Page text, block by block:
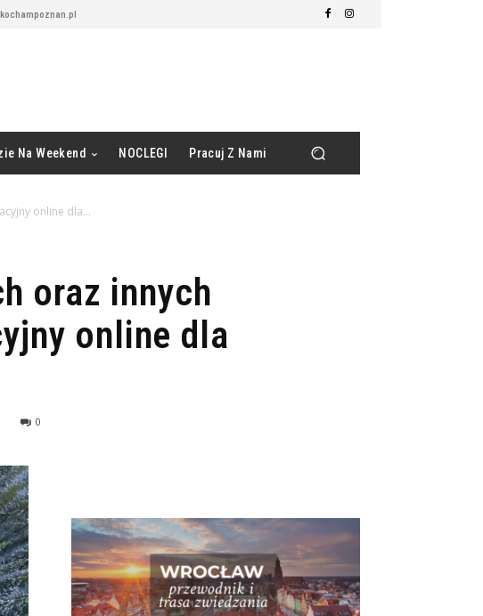
kochampoznan.pl
Na Weekend NOCLEGI Pracuj Z Nami
online dla...
oraz innych
online dla
0